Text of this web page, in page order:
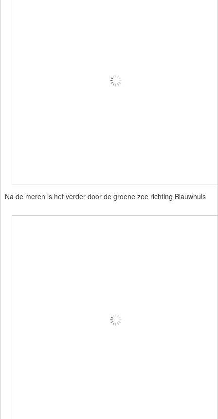
Na de meren is het verder door de groene zee richting Blauwhuis